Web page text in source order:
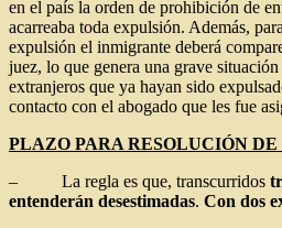
en el país la orden de prohibición de
acarreaba toda expulsión. Además,
expulsión el inmigrante deberá
juez, lo que genera una grave
extranjeros que ya hayan sido
contacto con el abogado que les fue
PLAZO PARA RESOLUCIÓN
– La regla es que, transcurridos
entenderán desestimadas. Con dos